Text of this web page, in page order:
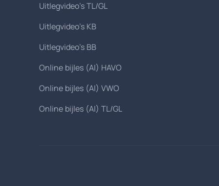
Uitlegvideo's TL/GL
Uitlegvideo's KB
Uitlegvideo's BB
Online bijles (AI) HAVO
Online bijles (AI) VWO
Online bijles (AI) TL/GL